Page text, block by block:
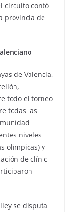
circuito contó
provincia de
de Valencia,
todo el torneo
todas las
niveles
olímpicas) y
de clínic
se disputa